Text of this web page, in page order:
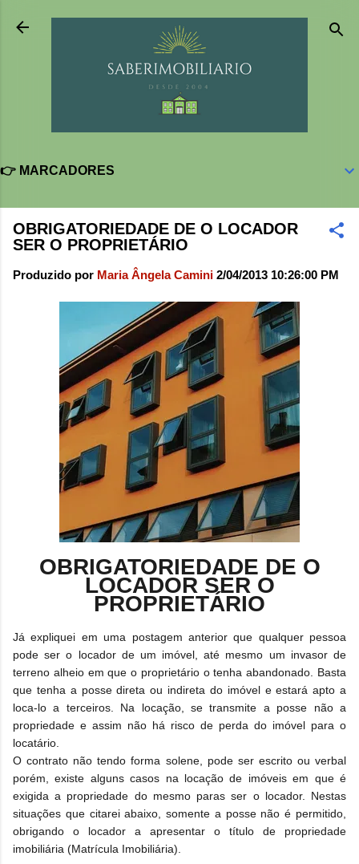
Pular para o conteúdo principal
👉 MARCADORES
OBRIGATORIEDADE DE O LOCADOR
SER O PROPRIETÁRIO
Produzido por Maria Ângela Camini 2/04/2013 10:26:00 PM
OBRIGATORIEDADE DE O
LOCADOR SER O
PROPRIETÁRIO
Já expliquei em uma postagem anterior que qualquer pessoa
pode ser o locador de um imóvel, até mesmo um invasor de
terreno alheio em que o proprietário o tenha abandonado.
Basta
que tenha a posse direta ou indireta do imóvel e estará apto a
loca-lo a terceiros. Na locação, se transmite a posse não a
propriedade e assim não há risco de perda do imóvel para o
locatário.
O contrato não tendo forma solene, pode ser escrito ou verbal
porém, existe alguns casos na locação de imóveis em que é
exigida a propriedade do mesmo paras ser o locador. Nestas
situações que citarei abaixo, somente a posse não é permitido,
obrigando o locador a apresentar o título de propriedade
imobiliária (Matrícula Imobiliária).